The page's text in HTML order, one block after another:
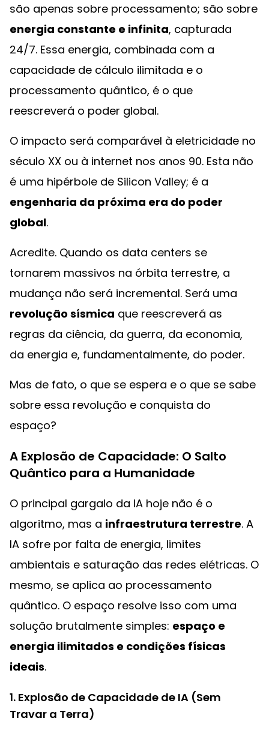
são apenas sobre processamento; são sobre
energia constante e infinita, capturada
24/7. Essa energia, combinada com a
capacidade de cálculo ilimitada e o
processamento quântico, é o que
reescreverá o poder global.
O impacto será comparável à eletricidade no
século XX ou à internet nos anos 90. Esta não
é uma hipérbole de Silicon Valley; é a
engenharia da próxima era do poder
global.
Acredite. Quando os data centers se
tornarem massivos na órbita terrestre, a
mudança não será incremental. Será uma
revolução sísmica que reescreverá as
regras da ciência, da guerra, da economia,
da energia e, fundamentalmente, do poder.
Mas de fato, o que se espera e o que se sabe
sobre essa revolução e conquista do
espaço?
A Explosão de Capacidade: O Salto
Quântico para a Humanidade
O principal gargalo da IA hoje não é o
algoritmo, mas a infraestrutura terrestre. A
IA sofre por falta de energia, limites
ambientais e saturação das redes elétricas. O
mesmo, se aplica ao processamento
quântico. O espaço resolve isso com uma
solução brutalmente simples: espaço e
energia ilimitados e condições físicas
ideais.
1. Explosão de Capacidade de IA (Sem
Travar a Terra)